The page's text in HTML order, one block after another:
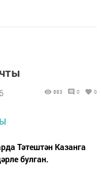
883 0 0
Тәтештән Казанга
булган.